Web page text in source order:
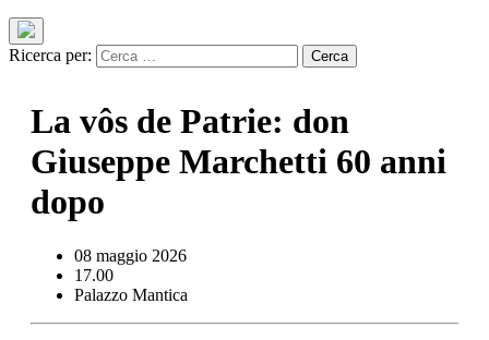
Ricerca per:
La vôs de Patrie: don
Giuseppe Marchetti 60 anni
dopo
08 maggio 2026
17.00
Palazzo Mantica